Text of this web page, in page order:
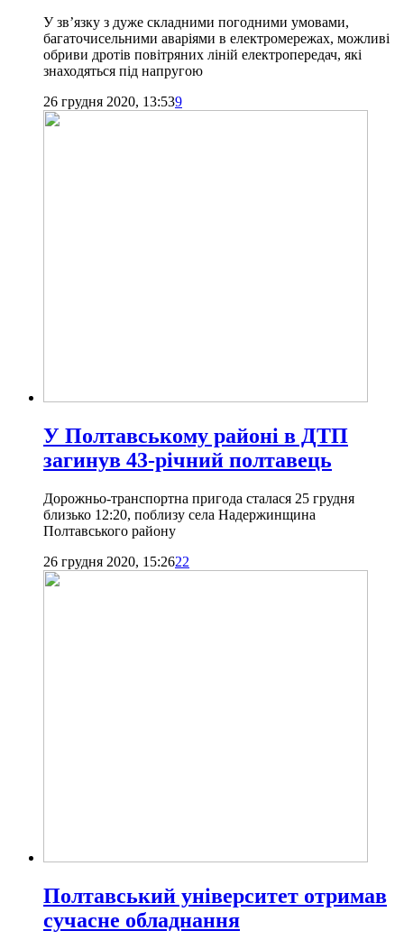
У зв’язку з дуже складними погодними умовами,
багаточисельними аваріями в електромережах, можливі
обриви дротів повітряних ліній електропередач, які
знаходяться під напругою
26 грудня 2020, 13:539
У Полтавському районі в ДТП
загинув 43-річний полтавець
Дорожньо-транспортна пригода сталася 25 грудня
близько 12:20, поблизу села Надержинщина
Полтавського району
26 грудня 2020, 15:2622
Полтавський університет отримав
сучасне обладнання